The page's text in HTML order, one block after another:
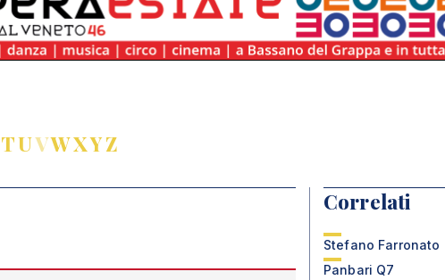
TUVWXYZ
Correlati
Stefano Farronato
Panbari Q7